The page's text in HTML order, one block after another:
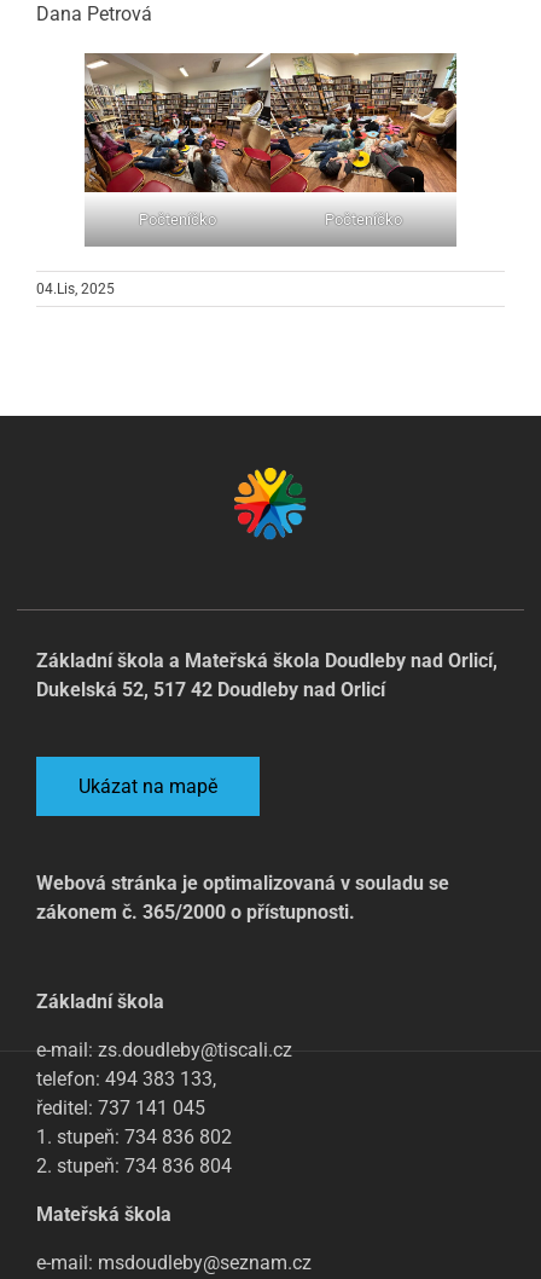
Dana Petrová
Počteníčko Počteníčko
04.Lis, 2025
Základní škola a Mateřská škola Doudleby nad Orlicí,
Dukelská 52, 517 42 Doudleby nad Orlicí
Ukázat na mapě
Webová stránka je optimalizovaná v souladu se
zákonem č. 365/2000 o přístupnosti.
Základní škola
e-mail: zs.doudleby@tiscali.cz
telefon: 494 383 133,
ředitel: 737 141 045
1. stupeň: 734 836 802
2. stupeň: 734 836 804
Mateřská škola
e-mail: msdoudleby@seznam.cz